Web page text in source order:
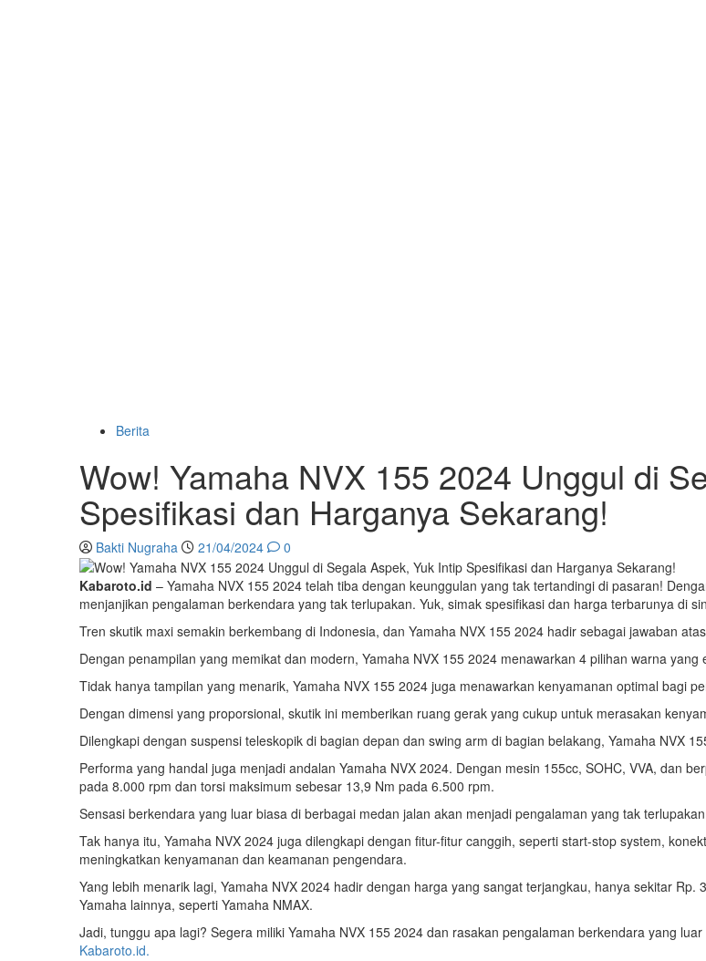
Berita
Wow! Yamaha NVX 155 2024 Unggul di
Spesifikasi dan Harganya Sekarang!
Bakti Nugraha 21/04/2024 0
Kabaroto.id – Yamaha NVX 155 2024 telah tiba dengan keunggulan yang tak tertandingi di pasaran!
menjanjikan pengalaman berkendara yang tak terlupakan. Yuk, simak spesifikasi dan harga terbarunya di
Tren skutik maxi semakin berkembang di Indonesia, dan Yamaha NVX 155 2024 hadir sebagai jawaban
Dengan penampilan yang memikat dan modern, Yamaha NVX 155 2024 menawarkan 4 pilihan warna
Tidak hanya tampilan yang menarik, Yamaha NVX 155 2024 juga menawarkan kenyamanan optimal bagi
Dengan dimensi yang proporsional, skutik ini memberikan ruang gerak yang cukup untuk merasakan
Dilengkapi dengan suspensi teleskopik di bagian depan dan swing arm di bagian belakang, Yamaha NVX
Performa yang handal juga menjadi andalan Yamaha NVX 2024. Dengan mesin 155cc, SOHC, VVA, dan
pada 8.000 rpm dan torsi maksimum sebesar 13,9 Nm pada 6.500 rpm.
Sensasi berkendara yang luar biasa di berbagai medan jalan akan menjadi pengalaman yang tak
Tak hanya itu, Yamaha NVX 2024 juga dilengkapi dengan fitur-fitur canggih, seperti start-stop system,
meningkatkan kenyamanan dan keamanan pengendara.
Yang lebih menarik lagi, Yamaha NVX 2024 hadir dengan harga yang sangat terjangkau, hanya sekitar
Yamaha lainnya, seperti Yamaha NMAX.
Jadi, tunggu apa lagi? Segera miliki Yamaha NVX 155 2024 dan rasakan pengalaman berkendara yang
Kabaroto.id.